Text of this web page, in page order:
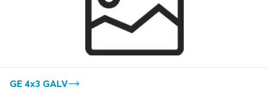
GE 4x3 GALV